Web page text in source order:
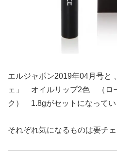
エルジャポン2019年04月号と
ェ」 オイルリップ2色 （ロ
ク） 1.8gがセットになってい
それぞれ気になるものは要チェ